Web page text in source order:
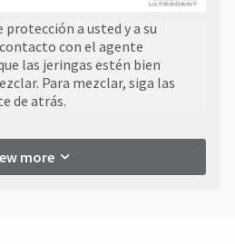
protección a usted y a su
con el agente
las jeringas estén bien
Para mezclar, siga las
de atrás.
more